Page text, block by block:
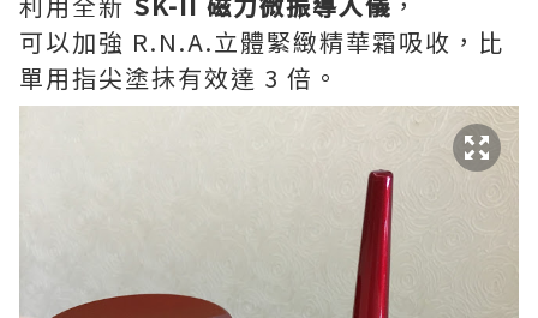
可以加強 R.N.A.立體緊緻精華霜吸收，比
單用指尖塗抺有效達 3 倍。